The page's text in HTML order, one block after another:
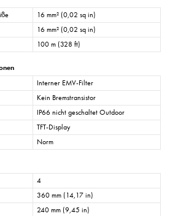
16 mm² (0,02 sq in)
16 mm² (0,02 sq in)
100 m (328 ft)
Interner EMV-Filter
Kein Bremstransistor
IP66 nicht geschaltet Outdoor
TFT-Display
Norm
4
360 mm (14,17 in)
240 mm (9,45 in)